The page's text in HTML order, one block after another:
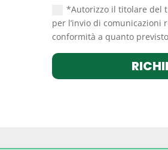
*Autorizzo il titolare del
per l’invio di
conformità a quanto